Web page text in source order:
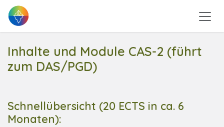
Zum Inhalt springen
Inhalte und Module CAS-2 (führt
zum DAS/PGD)
Schnellübersicht (20 ECTS in ca. 6
Monaten):